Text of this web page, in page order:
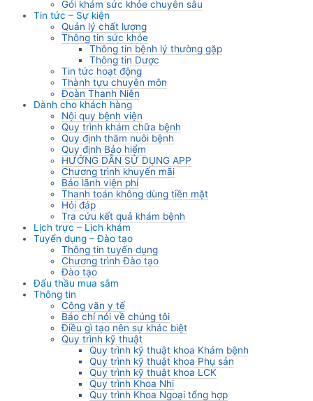
Gói khám sức khỏe chuyên sâu
Tin tức – Sự kiện
Quản lý chất lượng
Thông tin sức khỏe
Thông tin bệnh lý thường gặp
Thông tin Dược
Tin tức hoạt động
Thành tựu chuyên môn
Đoàn Thanh Niên
Dành cho khách hàng
Nội quy bệnh viện
Quy trình khám chữa bệnh
Quy định thăm nuôi bệnh
Quy định Bảo hiểm
HƯỚNG DẪN SỬ DỤNG APP
Chương trình khuyến mãi
Bảo lãnh viện phí
Thanh toán không dùng tiền mặt
Hỏi đáp
Tra cứu kết quả khám bệnh
Lịch trực – Lịch khám
Tuyển dụng – Đào tạo
Thông tin tuyển dụng
Chương trình Đào tạo
Đào tạo
Đấu thầu mua sắm
Thông tin
Công văn y tế
Báo chí nói về chúng tôi
Điều gì tạo nên sự khác biệt
Quy trình kỹ thuật
Quy trình kỹ thuật khoa Khám bệnh
Quy trình kỹ thuật khoa Phụ sản
Quy trình kỹ thuật khoa LCK
Quy trình Khoa Nhi
Quy trình Khoa Ngoại tổng hợp